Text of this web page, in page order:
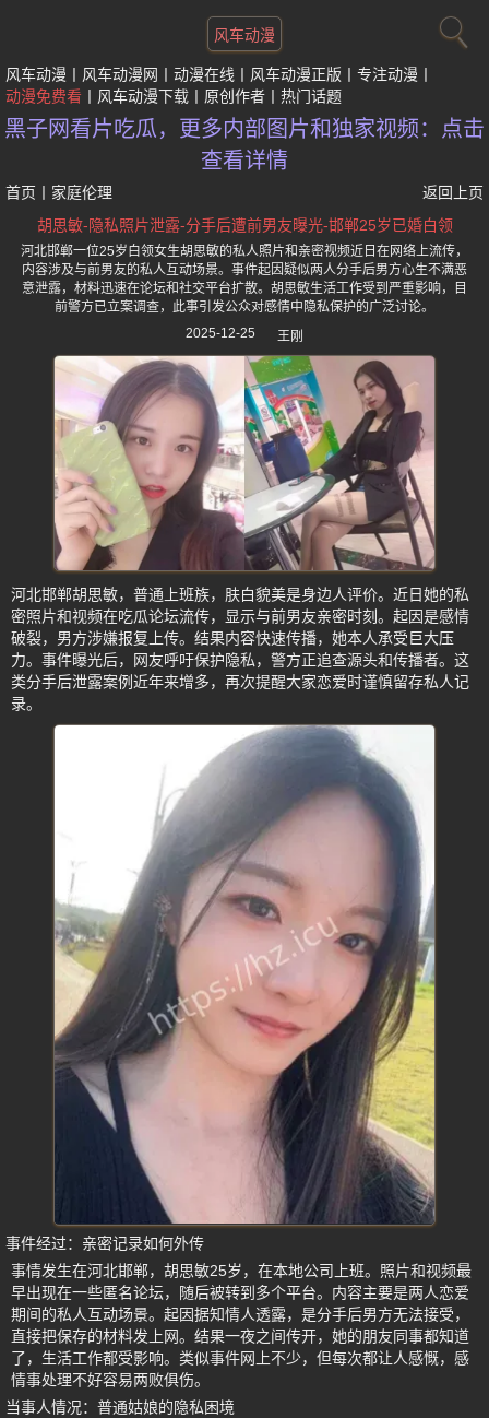
风车动漫
风车动漫 风车动漫网 动漫在线 风车动漫正版
专注动漫
动漫免费看
风车动漫下载 原创作者 热门话题
黑子网看片吃瓜，更多内部图片和独家视频：点击
查看详情
首页 家庭伦理
返回上页
胡思敏-隐私照片泄露-分手后遭前男友曝光-邯郸25岁已婚白领
河北邯郸一位25岁白领女生胡思敏的私人照片和亲密视频近日在网络上流传，
内容涉及与前男友的私人互动场景。事件起因疑似两人分手后男方心生不满恶
意泄露，材料迅速在论坛和社交平台扩散。胡思敏生活工作受到严重影响，目
前警方已立案调查，此事引发公众对感情中隐私保护的广泛讨论。
2025-12-25
王刚
河北邯郸胡思敏，普通上班族，肤白貌美是身边人评价。近日她的私
密照片和视频在吃瓜论坛流传，显示与前男友亲密时刻。起因是感情
破裂，男方涉嫌报复上传。结果内容快速传播，她本人承受巨大压
力。事件曝光后，网友呼吁保护隐私，警方正追查源头和传播者。这
类分手后泄露案例近年来增多，再次提醒大家恋爱时谨慎留存私人记
录。
事件经过：亲密记录如何外传
事情发生在河北邯郸，胡思敏25岁，在本地公司上班。照片和视频最
早出现在一些匿名论坛，随后被转到多个平台。内容主要是两人恋爱
期间的私人互动场景。起因据知情人透露，是分手后男方无法接受，
直接把保存的材料发上网。结果一夜之间传开，她的朋友同事都知道
了，生活工作都受影响。类似事件网上不少，但每次都让人感慨，感
情事处理不好容易两败俱伤。
当事人情况：普通姑娘的隐私困境